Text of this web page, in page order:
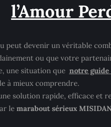
l’Amour
peut devenir un véritable
ou que votre
une situation que notre
à mieux comprendre.
solution rapide, efficace et
le marabout sérieux